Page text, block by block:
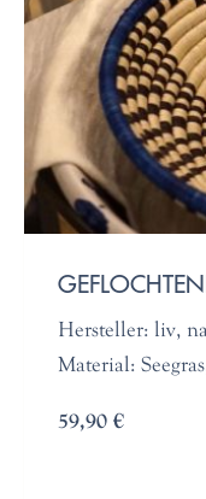
Hersteller: liv,
Material:
59,90 €